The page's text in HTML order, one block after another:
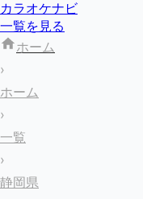
カラオケナビ
一覧を見る
ホーム
›
ホーム
›
一覧
›
静岡県